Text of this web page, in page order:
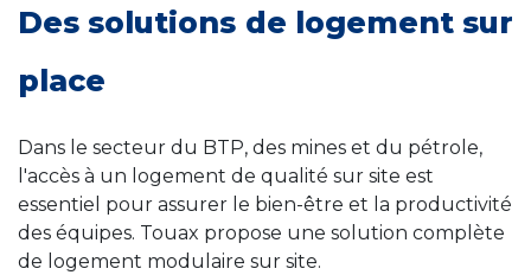
Des solutions de logement sur
place
Dans le secteur du BTP, des mines et du pétrole,
l'accès à un logement de qualité sur site est
essentiel pour assurer le bien-être et la productivité
des équipes. Touax propose une solution complète
de logement modulaire sur site.